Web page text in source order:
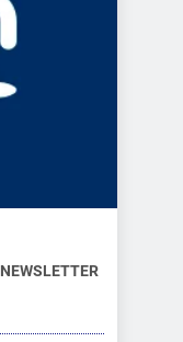
NEWSLETTER